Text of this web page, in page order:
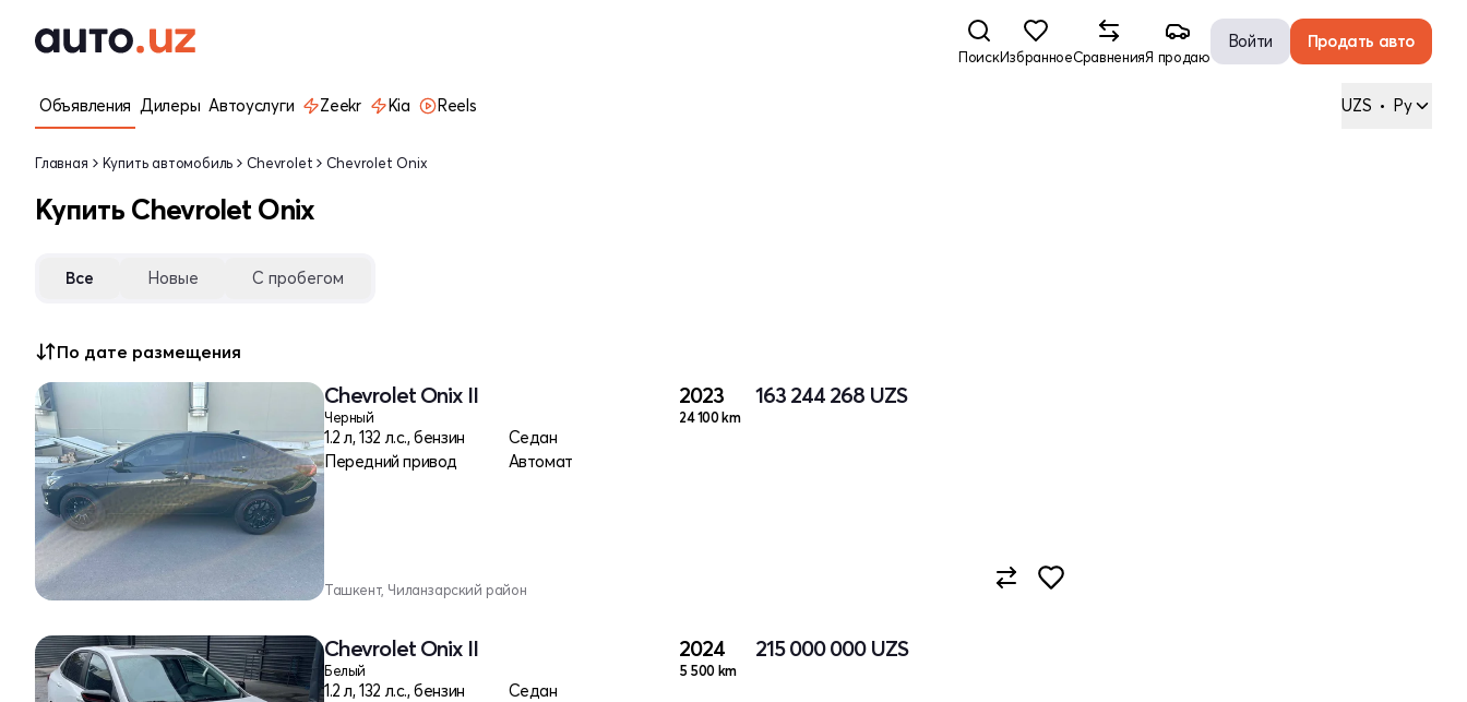
ПоискИзбранноеСравненияЯ продаю
Войти Продать авто
Объявления Дилеры Автоуслуги Zeekr Kia Reels UZS • Ру
Главная Купить автомобиль Chevrolet Chevrolet Onix
Купить Chevrolet Onix
Все Новые С пробегом
По дате размещения
Chevrolet Onix II
Черный
1.2 л, 132 л.с., бензин
Седан
Передний привод
Автомат
2023
24 100 km
163 244 268 UZS
Ташкент, Чиланзарский район
Chevrolet Onix II
Белый
1.2 л, 132 л.с., бензин
Седан
2024
5 500 km
215 000 000 UZS